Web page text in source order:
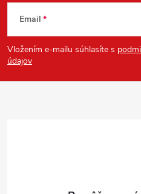
Z
á
p
Email
Vložením e-mailu súhlasíte s
údajov